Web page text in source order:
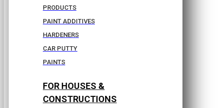
PRODUCTS
PAINT ADDITIVES
HARDENERS
CAR PUTTY
PAINTS
FOR HOUSES &
CONSTRUCTIONS